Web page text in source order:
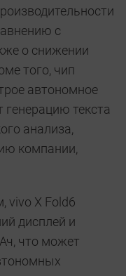
с
о снижении
того, чип
автономное
генерацию текста
анализа,
компании,
vivo X Fold6
дисплей и
что может